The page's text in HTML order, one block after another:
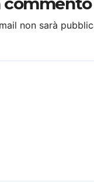
non sarà